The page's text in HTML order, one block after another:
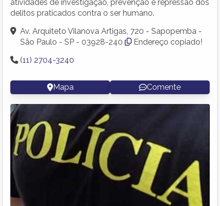
atividades de investigação, prevenção e repressão dos
delitos praticados contra o ser humano.
Av. Arquiteto Vilanova Artigas, 720 - Sapopemba -
São Paulo - SP - 03928-240
Endereço copiado!
(11) 2704-3240
Mapa Comente